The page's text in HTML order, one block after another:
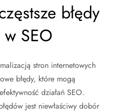
błędy
SEO
stron internetowych
błędy, które mogą
działań SEO.
jest niewłaściwy dobór